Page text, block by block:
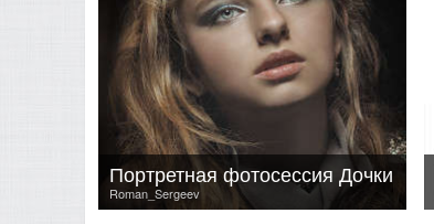
Roman_Sergeev
Портретная фотосессия Дочки